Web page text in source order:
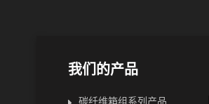
我们的产品
碳纤维箱组系列产品